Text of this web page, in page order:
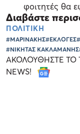
φοιτητές θα
Διαβάστε
ΠΟΛΙΤΙΚΗ
#ΜΑΡΙΝΑΚΗΣ#ΕΚΛΟΓΕΣ
#ΝΙΚΗΤΑΣ ΚΑΚΛΑΜΑΝΗΣ
ΑΚΟΛΟΥΘΗΣΤΕ ΤΟ
NEWS!